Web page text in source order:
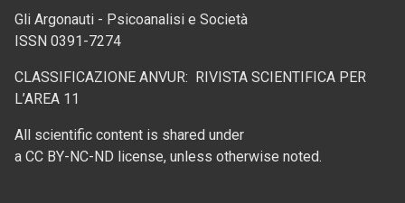
Gli Argonauti - Psicoanalisi e Società
ISSN 0391-7274
CLASSIFICAZIONE ANVUR: RIVISTA SCIENTIFICA PER
L’AREA 11
All scientific content is shared under
a CC BY-NC-ND license, unless otherwise noted.